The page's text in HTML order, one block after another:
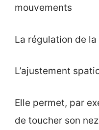
mouvements
La régulation de
L’ajustement
Elle permet, par
de toucher son